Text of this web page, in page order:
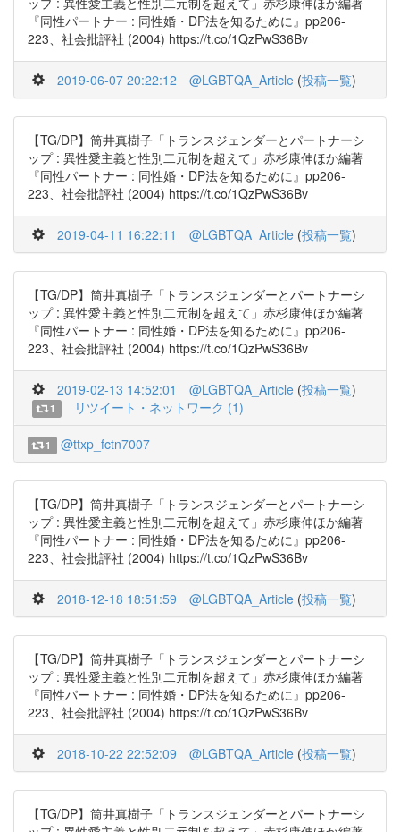
『同性パートナー : 同性婚・DP法を知るために』pp206-
223、社会批評社 (2004) https://t.co/1QzPwS36Bv
2019-06-07 20:22:12 @LGBTQA_Article (投稿一覧)
【TG/DP】筒井真樹子「トランスジェンダーとパートナーシ
ップ : 異性愛主義と性別二元制を超えて」赤杉康伸ほか編著
『同性パートナー : 同性婚・DP法を知るために』pp206-
223、社会批評社 (2004) https://t.co/1QzPwS36Bv
2019-04-11 16:22:11 @LGBTQA_Article (投稿一覧)
【TG/DP】筒井真樹子「トランスジェンダーとパートナーシ
ップ : 異性愛主義と性別二元制を超えて」赤杉康伸ほか編著
『同性パートナー : 同性婚・DP法を知るために』pp206-
223、社会批評社 (2004) https://t.co/1QzPwS36Bv
2019-02-13 14:52:01 @LGBTQA_Article (投稿一覧)
1 リツイート・ネットワーク (1)
1 @ttxp_fctn7007
【TG/DP】筒井真樹子「トランスジェンダーとパートナーシ
ップ : 異性愛主義と性別二元制を超えて」赤杉康伸ほか編著
『同性パートナー : 同性婚・DP法を知るために』pp206-
223、社会批評社 (2004) https://t.co/1QzPwS36Bv
2018-12-18 18:51:59 @LGBTQA_Article (投稿一覧)
【TG/DP】筒井真樹子「トランスジェンダーとパートナーシ
ップ : 異性愛主義と性別二元制を超えて」赤杉康伸ほか編著
『同性パートナー : 同性婚・DP法を知るために』pp206-
223、社会批評社 (2004) https://t.co/1QzPwS36Bv
2018-10-22 22:52:09 @LGBTQA_Article (投稿一覧)
【TG/DP】筒井真樹子「トランスジェンダーとパートナーシ